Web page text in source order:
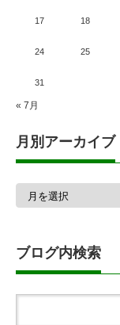
17 18
24 25
31
« 7月
月別アーカイブ
月
イ
ブ
ブログ内検索